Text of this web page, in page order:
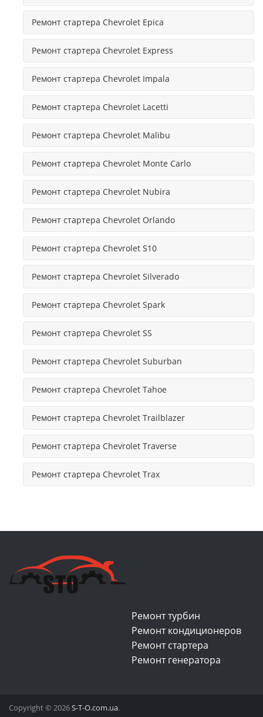
Ремонт стартера Chevrolet Epica
Ремонт стартера Chevrolet Express
Ремонт стартера Chevrolet Impala
Ремонт стартера Chevrolet Lacetti
Ремонт стартера Chevrolet Malibu
Ремонт стартера Chevrolet Monte Carlo
Ремонт стартера Chevrolet Nubira
Ремонт стартера Chevrolet Orlando
Ремонт стартера Chevrolet S10
Ремонт стартера Chevrolet Silverado
Ремонт стартера Chevrolet Spark
Ремонт стартера Chevrolet SS
Ремонт стартера Chevrolet Suburban
Ремонт стартера Chevrolet Tahoe
Ремонт стартера Chevrolet Trailblazer
Ремонт стартера Chevrolet Traverse
Ремонт стартера Chevrolet Trax
Ремонт турбин
Ремонт кондиционеров
Ремонт стартера
Ремонт генератора
Copyright © 2026S-T-O.com.ua.